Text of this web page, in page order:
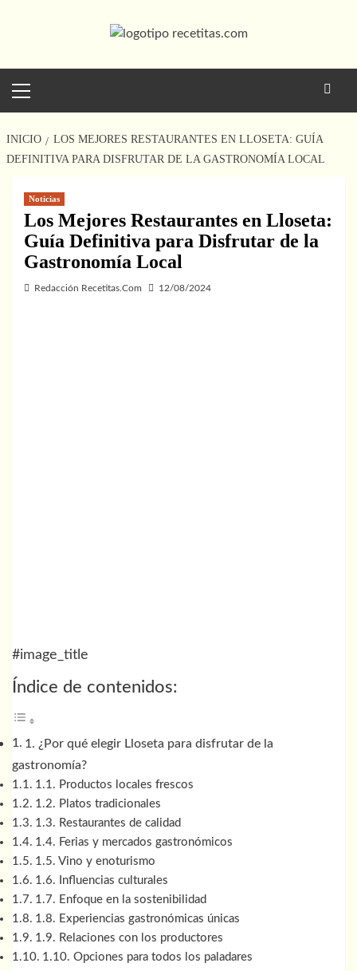
principal
INICIO
LOS MEJORES RESTAURANTES EN LLOSETA: GUÍA
DEFINITIVA PARA DISFRUTAR DE LA GASTRONOMÍA LOCAL
Noticias
Los Mejores Restaurantes en Lloseta:
Guía Definitiva para Disfrutar de la
Gastronomía Local
Redacción Recetitas.Com 12/08/2024
#image_title
Índice de contenidos:
1. ¿Por qué elegir Lloseta para disfrutar de la
gastronomía?
1.1. Productos locales frescos
1.2. Platos tradicionales
1.3. Restaurantes de calidad
1.4. Ferias y mercados gastronómicos
1.5. Vino y enoturismo
1.6. Influencias culturales
1.7. Enfoque en la sostenibilidad
1.8. Experiencias gastronómicas únicas
1.9. Relaciones con los productores
1.10. Opciones para todos los paladares